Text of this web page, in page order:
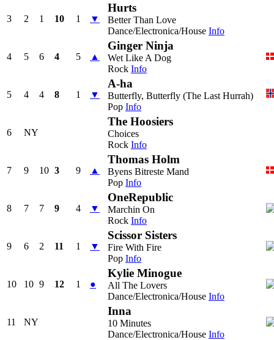
3 2 1 10 1 ▼
Hurts
Better Than Love
Dance/Electronica/House Info
4 5 6 4 5 ▲
Ginger Ninja
Wet Like A Dog
Rock Info
5 4 4 8 1 ▼
A-ha
Butterfly, Butterfly (The Last Hurrah)
Pop Info
6 NY
The Hoosiers
Choices
Rock Info
7 9 10 3 9 ▲
Thomas Holm
Byens Bitreste Mand
Pop Info
8 7 7 9 4 ▼
OneRepublic
Marchin On
Rock Info
9 6 2 11 1 ▼
Scissor Sisters
Fire With Fire
Pop Info
10 10 9 12 1 ●
Kylie Minogue
All The Lovers
Dance/Electronica/House Info
11 NY
Inna
10 Minutes
Dance/Electronica/House Info